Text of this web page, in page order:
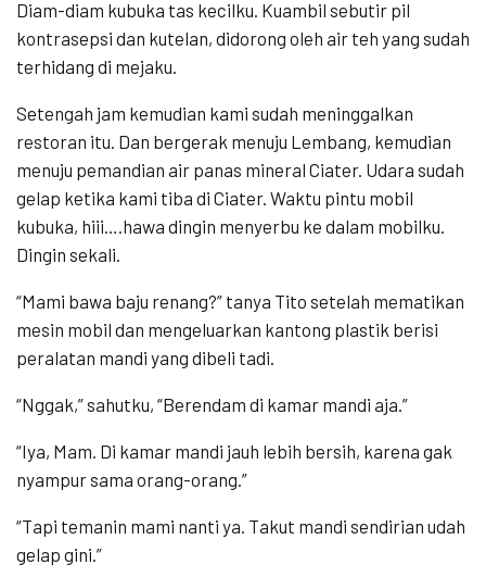
Diam-diam kubuka tas kecilku. Kuambil sebutir pil
kontrasepsi dan kutelan, didorong oleh air teh yang sudah
terhidang di mejaku.
Setengah jam kemudian kami sudah meninggalkan
restoran itu. Dan bergerak menuju Lembang, kemudian
menuju pemandian air panas mineral Ciater. Udara sudah
gelap ketika kami tiba di Ciater. Waktu pintu mobil
kubuka, hiii….hawa dingin menyerbu ke dalam mobilku.
Dingin sekali.
“Mami bawa baju renang?” tanya Tito setelah mematikan
mesin mobil dan mengeluarkan kantong plastik berisi
peralatan mandi yang dibeli tadi.
“Nggak,” sahutku, “Berendam di kamar mandi aja.”
“Iya, Mam. Di kamar mandi jauh lebih bersih, karena gak
nyampur sama orang-orang.”
“Tapi temanin mami nanti ya. Takut mandi sendirian udah
gelap gini.”